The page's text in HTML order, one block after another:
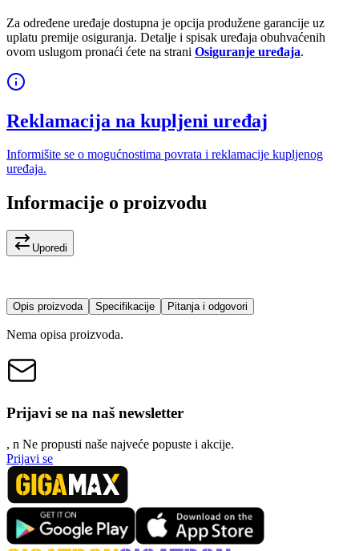
Za određene uređaje dostupna je opcija produžene garancije uz
uplatu premije osiguranja. Detalje i spisak uređaja obuhvaćenih
ovom uslugom pronaći ćete na strani Osiguranje uređaja.
Reklamacija na kupljeni uređaj
Informišite se o mogućnostima povrata i reklamacije kupljenog
uređaja.
Informacije o proizvodu
Uporedi
Opis proizvoda Specifikacije Pitanja i odgovori
Nema opisa proizvoda.
Prijavi se na naš newsletter
, n Ne propusti naše najveće popuste i akcije.
Prijavi se